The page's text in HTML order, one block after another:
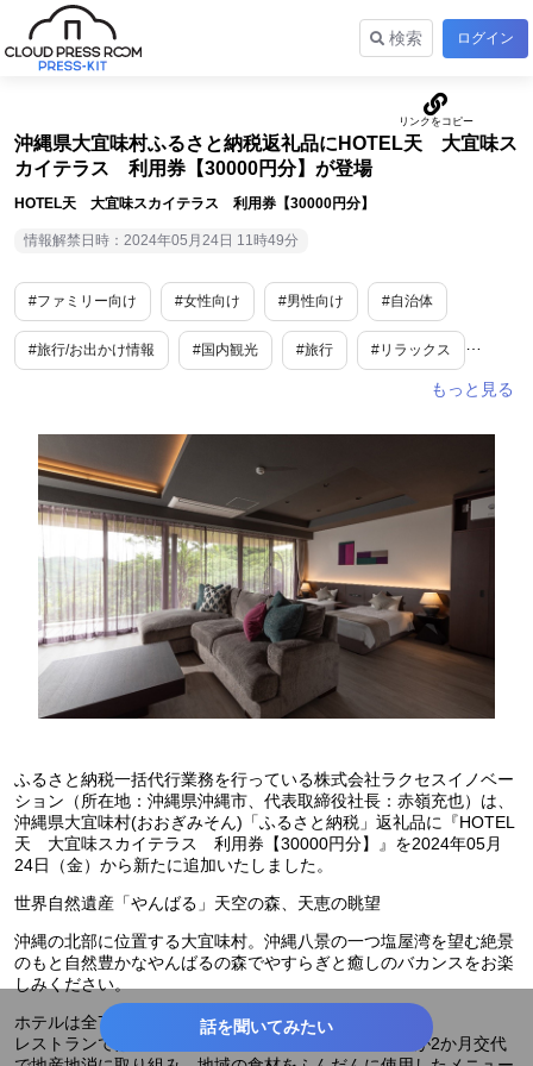
検索 ログイン
沖縄県大宜味村ふるさと納税返礼品にHOTEL天 大宜味ス
カイテラス 利用券【30000円分】が登場
HOTEL天 大宜味スカイテラス 利用券【30000円分】
情報解禁日時：2024年05月24日 11時49分
#ファミリー向け #女性向け #男性向け #自治体
#旅行/お出かけ情報 #国内観光 #旅行 #リラックス
ふるさと納税一括代行業務を行っている株式会社ラクセスイノベー
ション（所在地：沖縄県沖縄市、代表取締役社長：赤嶺充也）は、
沖縄県大宜味村(おおぎみそん)「ふるさと納税」返礼品に『HOTEL
天 大宜味スカイテラス 利用券【30000円分】』を2024年05月
24日（金）から新たに追加いたしました。
世界自然遺産「やんばる」天空の森、天恵の眺望
沖縄の北部に位置する大宜味村。沖縄八景の一つ塩屋湾を望む絶景
のもと自然豊かなやんばるの森でやすらぎと癒しのバカンスをお楽
しみください。
ホテルは全7室、それぞれ広々としたコンセプトルーム。
レストランではフレンチ・イタリアン・中華のシェフが2か月交代
話を聞いてみたい